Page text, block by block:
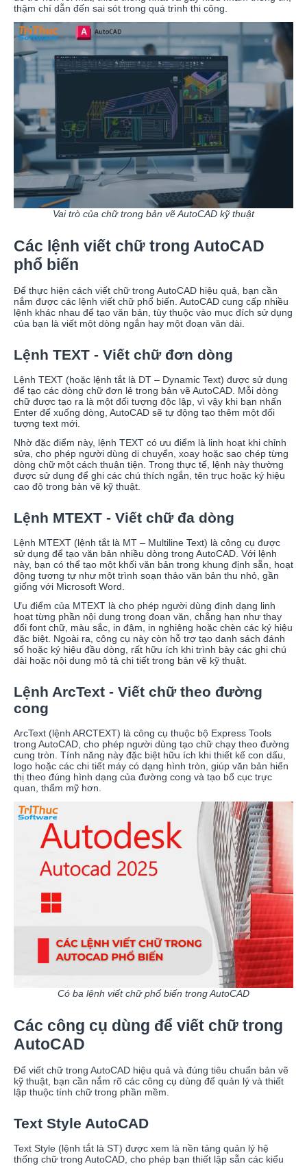
thậm chí dẫn đến sai sót trong quá trình thi công.
Vai trò của chữ trong bản vẽ AutoCAD kỹ thuật
Các lệnh viết chữ trong AutoCAD
phổ biến
Để thực hiện cách viết chữ trong AutoCAD hiệu quả, bạn cần
nắm được các lệnh viết chữ phổ biến. AutoCAD cung cấp nhiều
lệnh khác nhau để tạo văn bản, tùy thuộc vào mục đích sử dụng
của bạn là viết một dòng ngắn hay một đoạn văn dài.
Lệnh TEXT - Viết chữ đơn dòng
Lệnh TEXT (hoặc lệnh tắt là DT – Dynamic Text) được sử dụng
để tạo các dòng chữ đơn lẻ trong bản vẽ AutoCAD. Mỗi dòng
chữ được tạo ra là một đối tượng độc lập, vì vậy khi bạn nhấn
Enter để xuống dòng, AutoCAD sẽ tự động tạo thêm một đối
tượng text mới.
Nhờ đặc điểm này, lệnh TEXT có ưu điểm là linh hoạt khi chỉnh
sửa, cho phép người dùng di chuyển, xoay hoặc sao chép từng
dòng chữ một cách thuận tiện. Trong thực tế, lệnh này thường
được sử dụng để ghi các chú thích ngắn, tên trục hoặc ký hiệu
cao độ trong bản vẽ kỹ thuật.
Lệnh MTEXT - Viết chữ đa dòng
Lệnh MTEXT (lệnh tắt là MT – Multiline Text) là công cụ được
sử dụng để tạo văn bản nhiều dòng trong AutoCAD. Với lệnh
này, bạn có thể tạo một khối văn bản trong khung định sẵn, hoạt
động tương tự như một trình soạn thảo văn bản thu nhỏ, gần
giống với Microsoft Word.
Ưu điểm của MTEXT là cho phép người dùng định dạng linh
hoạt từng phần nội dung trong đoạn văn, chẳng hạn như thay
đổi font chữ, màu sắc, in đậm, in nghiêng hoặc chèn các ký hiệu
đặc biệt. Ngoài ra, công cụ này còn hỗ trợ tạo danh sách đánh
số hoặc ký hiệu đầu dòng, rất hữu ích khi trình bày các ghi chú
dài hoặc nội dung mô tả chi tiết trong bản vẽ kỹ thuật.
Lệnh ArcText - Viết chữ theo đường
cong
ArcText (lệnh ARCTEXT) là công cụ thuộc bộ Express Tools
trong AutoCAD, cho phép người dùng tạo chữ chạy theo đường
cung tròn. Tính năng này đặc biệt hữu ích khi thiết kế con dấu,
logo hoặc các chi tiết máy có dạng hình tròn, giúp văn bản hiển
thị theo đúng hình dạng của đường cong và tạo bố cục trực
quan, thẩm mỹ hơn.
Có ba lệnh viết chữ phổ biến trong AutoCAD
Các công cụ dùng để viết chữ trong
AutoCAD
Để viết chữ trong AutoCAD hiệu quả và đúng tiêu chuẩn bản vẽ
kỹ thuật, bạn cần nắm rõ các công cụ dùng để quản lý và thiết
lập thuộc tính chữ trong phần mềm.
Text Style AutoCAD
Text Style (lệnh tắt là ST) được xem là nền tảng quản lý hệ
thống chữ trong AutoCAD, cho phép bạn thiết lập sẵn các kiểu